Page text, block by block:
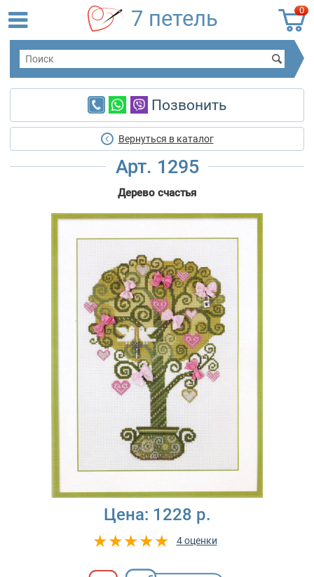
0
7 петель
Позвонить
Вернуться в каталог
Арт. 1295
Дерево счастья
Цена: 1228 р.
4 оценки